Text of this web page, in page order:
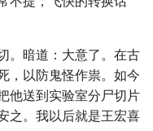
。暗道：大意了。在古
，以防鬼怪作祟。如今
他送到实验室分尸切片
之。我以后就是王宏喜